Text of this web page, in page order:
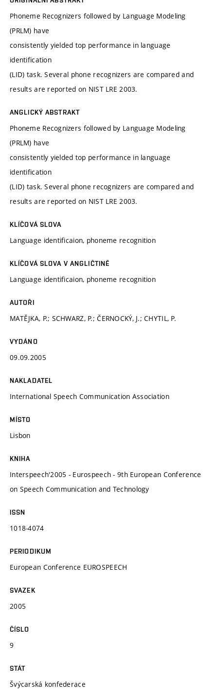
Phoneme Recognizers followed by Language Modeling
(PRLM) have
consistently yielded top performance in language
identification
(LID) task. Several phone recognizers are compared and
results are reported on NIST LRE 2003.
ANGLICKÝ ABSTRAKT
Phoneme Recognizers followed by Language Modeling
(PRLM) have
consistently yielded top performance in language
identification
(LID) task. Several phone recognizers are compared and
results are reported on NIST LRE 2003.
KLÍČOVÁ SLOVA
Language identificaion, phoneme recognition
KLÍČOVÁ SLOVA V ANGLIČTINĚ
Language identificaion, phoneme recognition
AUTOŘI
MATĚJKA, P.; SCHWARZ, P.; ČERNOCKÝ, J.; CHYTIL, P.
VYDÁNO
09.09.2005
NAKLADATEL
International Speech Communication Association
MÍSTO
Lisbon
KNIHA
Interspeech'2005 - Eurospeech - 9th European Conference
on Speech Communication and Technology
ISSN
1018-4074
PERIODIKUM
European Conference EUROSPEECH
SVAZEK
2005
ČÍSLO
9
STÁT
Švýcarská konfederace